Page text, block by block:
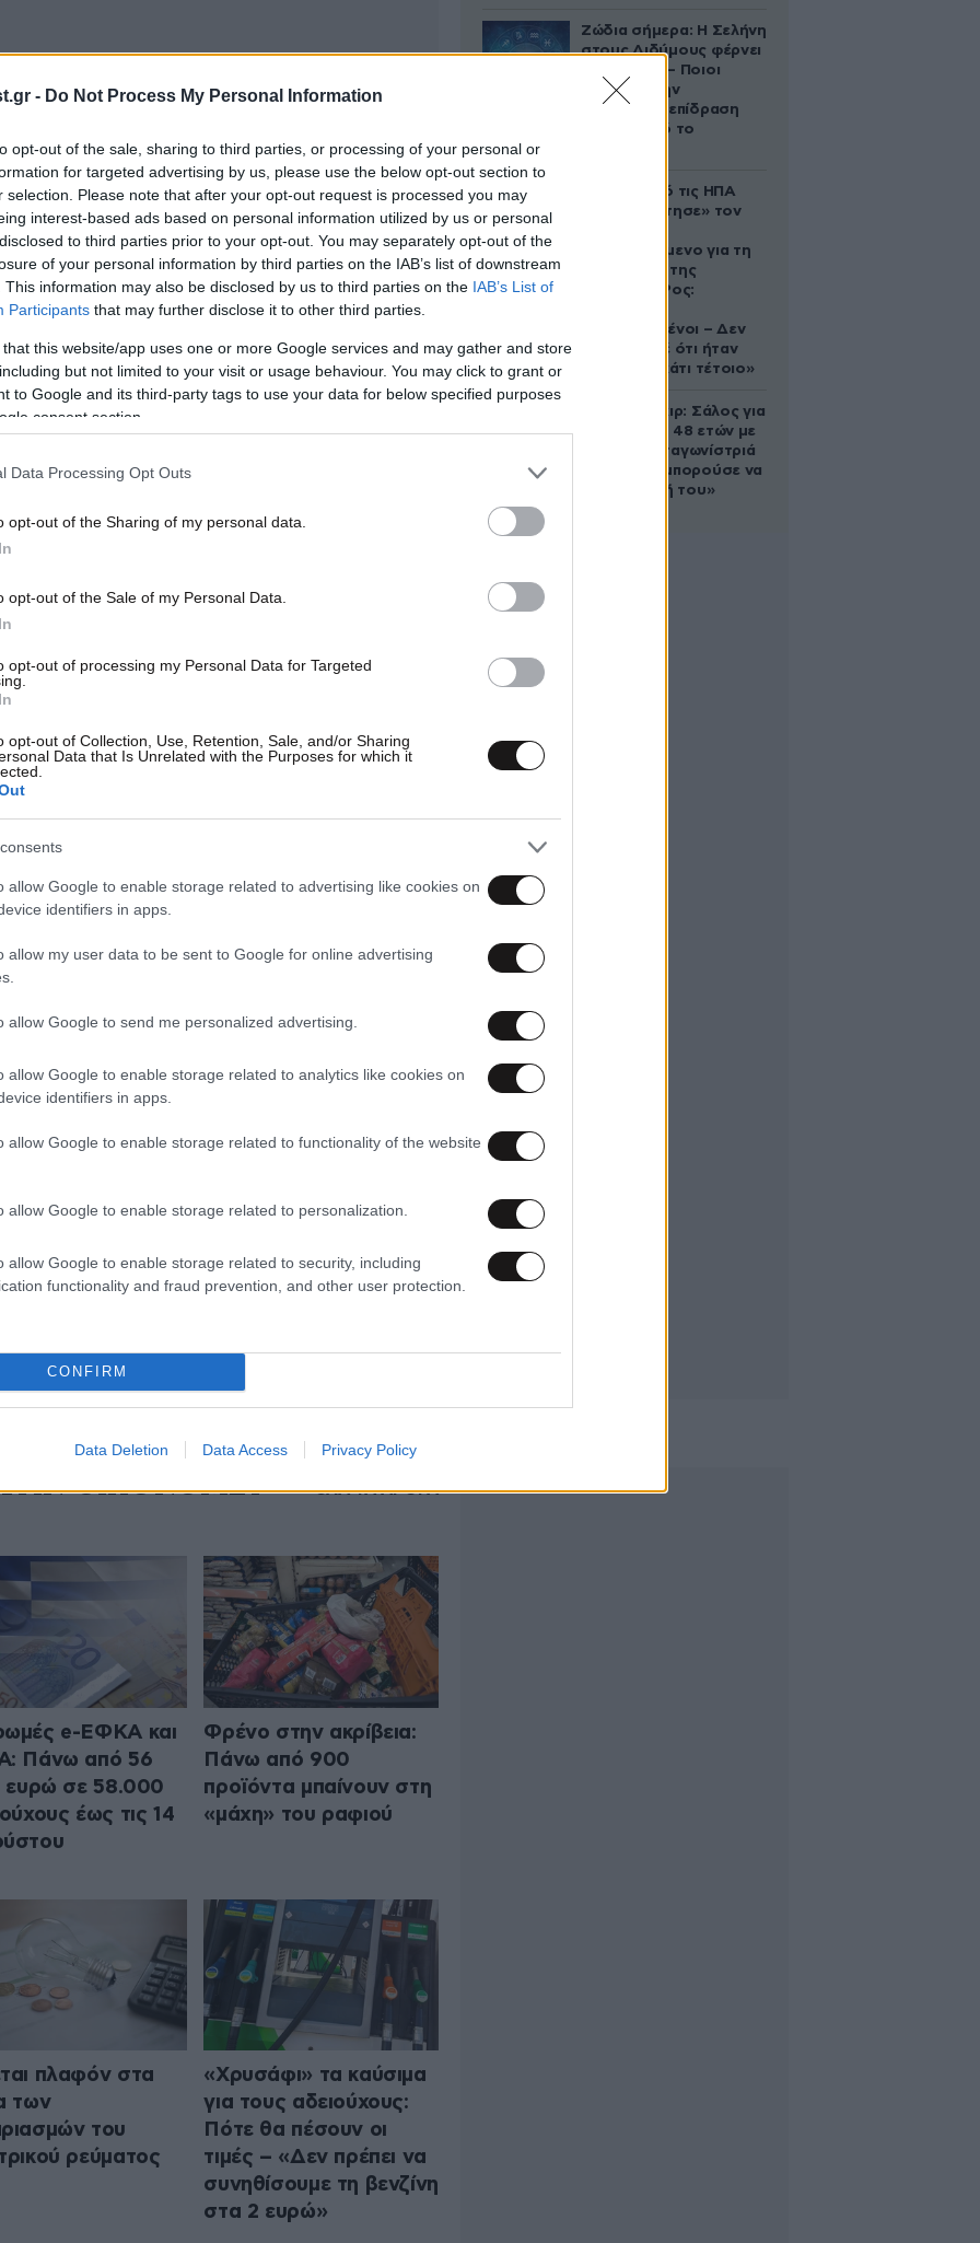
- Do Not Process My Personal Information
opt-out of the sale, sharing to third parties, or processing of your personal or
for targeted advertising by us, please use the below opt-out section to
selection. Please note that after your opt-out request is processed you may
interest-based ads based on personal information utilized by us or personal
to third parties prior to your opt-out. You may separately opt-out of the
of your personal information by third parties on the IAB’s list of downstream
This information may also be disclosed by us to third parties on the IAB’s List of
Participants that may further disclose it to other third parties.
that this website/app uses one or more Google services and may gather and store
but not limited to your visit or usage behaviour. You may click to grant or
to Google and its third-party tags to use your data for below specified purposes
consent section.
Data Processing Opt Outs
opt-out of the Sharing of my personal data.
opt-out of the Sale of my Personal Data.
opt-out of processing my Personal Data for Targeted
opt-out of Collection, Use, Retention, Sale, and/or Sharing
Data that Is Unrelated with the Purposes for which it
allow Google to enable storage related to advertising like cookies on
identifiers in apps.
allow my user data to be sent to Google for online advertising
allow Google to send me personalized advertising.
allow Google to enable storage related to analytics like cookies on
identifiers in apps.
allow Google to enable storage related to functionality of the website
allow Google to enable storage related to personalization.
allow Google to enable storage related to security, including
functionality and fraud prevention, and other user protection.
CONFIRM
Data Deletion Data Access Privacy Policy
ισχυρίζεται πάντα η Learnvest, τότε πρέπει
εισοδήματός μας σε «οικονομικές
Πράγματα δηλαδή όπως ένα ποσό για ώρα
των δανείων και καρτών μας, ακόμα και για
καταλήγει, είναι ωστόσο το ιδανικό
Ζώδια σήμερα: Η Σελήνη
στους Διδύμους φέρνει
ανατροπές – Ποιοι
δέχονται την
ευεργετική επίδραση
του Δία από το
Ζευγάρι από τις ΗΠΑ
που «υιοθέτησε» τον
κατηγορούμενο για τη
δολοφονία της
Ελίζαμπεθ Ρος:
συντετριμμένοι – Δεν
έδειξε ποτέ ότι ήταν
ικανός για κάτι τέτοιο»
Ρίτσαρντ Γκιρ: Σάλος για
τη διαφορά 48 ετών με
τη συμπρωταγωνίστριά
του – «Θα μπορούσε να
είναι εγγονή του»
ΟΙΚΟΝΟΜΙΑ ΟΛΑ ΤΑ ΑΡΘΡΑ
e-ΕΦΚΑ και
Πάνω από 56
ευρώ σε 58.000
έως τις 14
Φρένο στην ακρίβεια:
Πάνω από 900
προϊόντα μπαίνουν στη
«μάχη» του ραφιού
πλαφόν στα
των
του
ρεύματος
«Χρυσάφι» τα καύσιμα
για τους αδειούχους:
Πότε θα πέσουν οι
τιμές – «Δεν πρέπει να
συνηθίσουμε τη βενζίνη
στα 2 ευρώ»